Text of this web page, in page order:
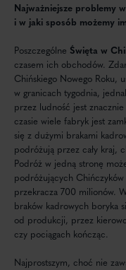
Najważniejsze problemy
i w jaki sposób możemy
Poszczególne Święta w
czasem ich obchodów.
Chińskiego Nowego Roku,
w granicach tygodnia,
przez ludność jest
czasie wiele fabryk jest
się z dużymi brakami
podróżują przez cały kraj,
Podróż w jedną stronę
podróżujących
przekracza 700 milionów.
braków kadrowych boryka
od produkcji, przez
czy pociągach kończąc.
Najprostszym, choć nie